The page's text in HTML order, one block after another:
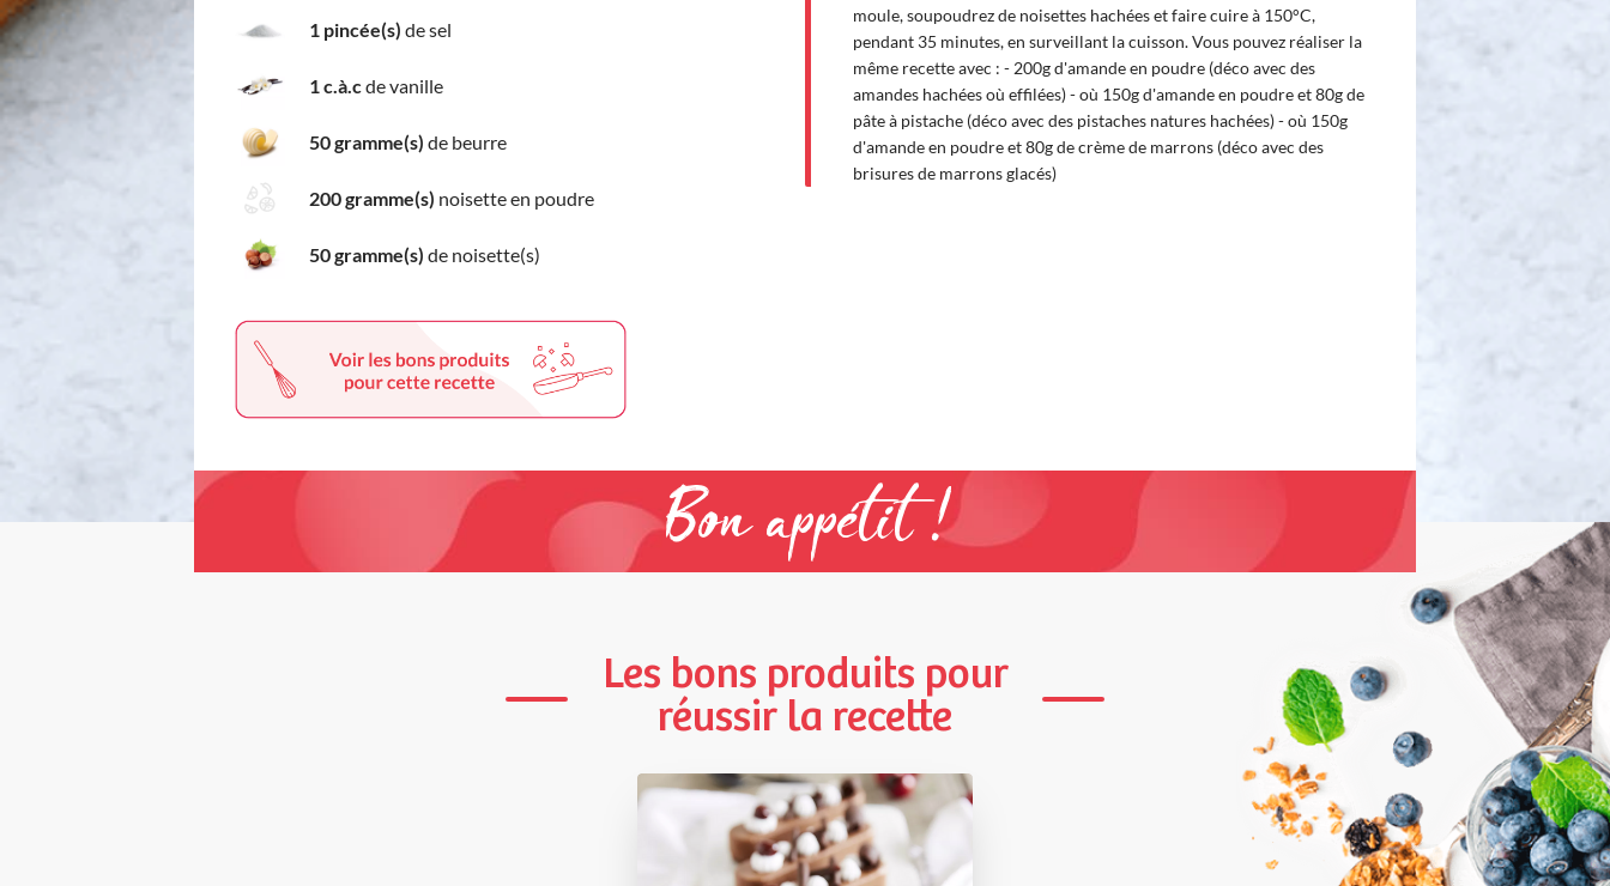
1 pincée(s) de sel
1 c.à.c de vanille
50 gramme(s) de beurre
200 gramme(s) noisette en poudre
50 gramme(s) de noisette(s)
moule, soupoudrez de noisettes hachées et faire cuire à 150°C,
pendant 35 minutes, en surveillant la cuisson. Vous pouvez réaliser la
même recette avec : - 200g d'amande en poudre (déco avec des
amandes hachées où effilées) - où 150g d'amande en poudre et 80g de
pâte à pistache (déco avec des pistaches natures hachées) - où 150g
d'amande en poudre et 80g de crème de marrons (déco avec des
brisures de marrons glacés)
Bon appétit !
Les bons produits pour
réussir la recette